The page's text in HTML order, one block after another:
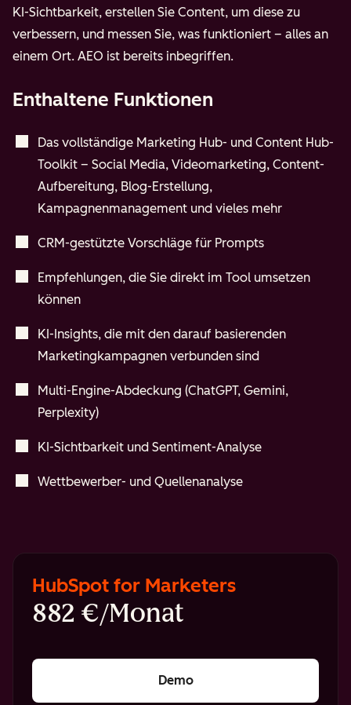
KI-Sichtbarkeit, erstellen Sie Content, um diese zu
verbessern, und messen Sie, was funktioniert – alles an
einem Ort. AEO ist bereits inbegriffen.
Enthaltene Funktionen
Das vollständige Marketing Hub- und Content Hub-
Toolkit – Social Media, Videomarketing, Content-
Aufbereitung, Blog-Erstellung,
Kampagnenmanagement und vieles mehr
CRM-gestützte Vorschläge für Prompts
Empfehlungen, die Sie direkt im Tool umsetzen
können
KI-Insights, die mit den darauf basierenden
Marketingkampagnen verbunden sind
Multi-Engine-Abdeckung (ChatGPT, Gemini,
Perplexity)
KI-Sichtbarkeit und Sentiment-Analyse
Wettbewerber- und Quellenanalyse
HubSpot for Marketers
882 €/Monat
Demo